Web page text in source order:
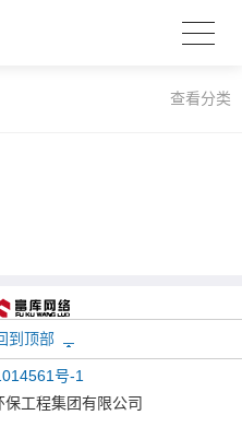
查看分类
到顶部
号-1
保工程集团有限公司